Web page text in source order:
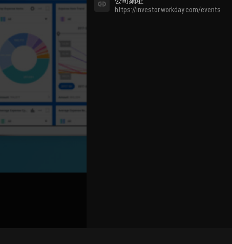
https://investor.workday.com/events